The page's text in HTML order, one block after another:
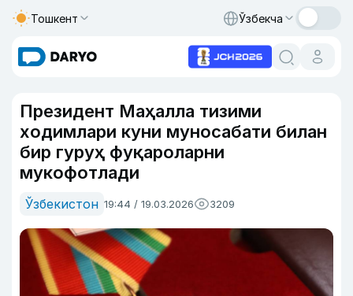
Тошкент Ўзбекча
Президент Маҳалла тизими
ходимлари куни муносабати билан
бир гуруҳ фуқароларни
мукофотлади
Ўзбекистон 19:44 / 19.03.2026 3209